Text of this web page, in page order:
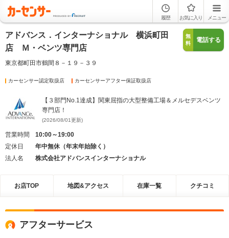
履歴 お気に入り メニュー
アドバンス．インターナショナル 横浜町田
店 Ｍ・ベンツ専門店
東京都町田市鶴間８－１９－３９
無
料
電話する
カーセンサー認定取扱店 カーセンサーアフター保証取扱店
【３部門No.1達成】関東屈指の大型整備工場＆メルセデスベンツ
専門店！
(2026/08/01更新)
営業時間
10:00～19:00
定休日
年中無休（年末年始除く）
法人名
株式会社アドバンスインターナショナル
お店TOP 地図&アクセス 在庫一覧 クチコミ
アフターサービス